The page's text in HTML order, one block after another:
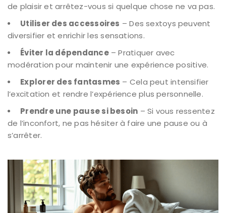
de plaisir et arrêtez-vous si quelque chose ne va pas.
Utiliser des accessoires – Des sextoys peuvent
diversifier et enrichir les sensations.
Éviter la dépendance– Pratiquer avec
modération pour maintenir une expérience positive.
Explorer des fantasmes – Cela peut intensifier
l’excitation et rendre l’expérience plus personnelle.
Prendre une pause si besoin – Si vous ressentez
de l’inconfort, ne pas hésiter à faire une pause ou à
s’arrêter.